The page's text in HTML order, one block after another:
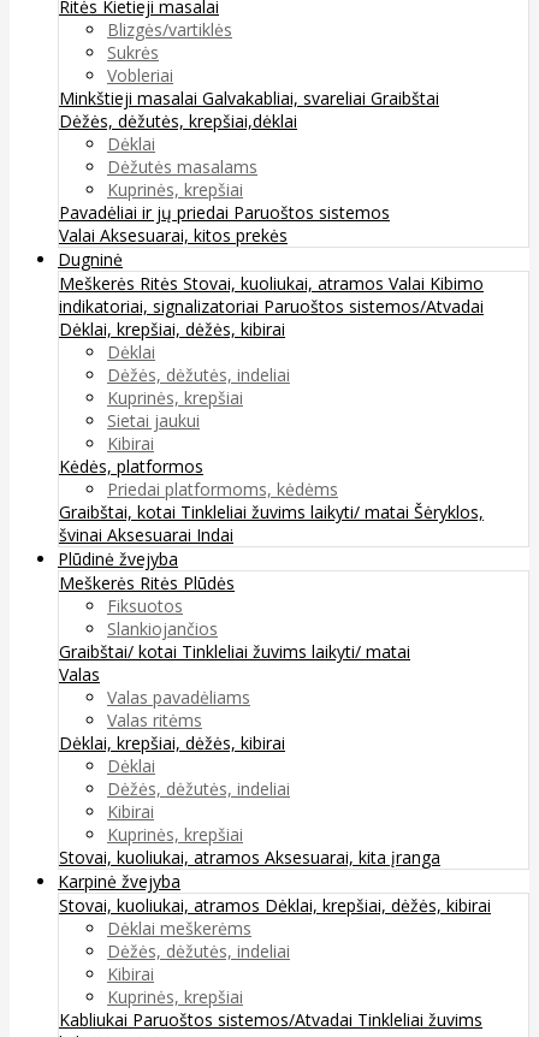
Ritės Kietieji masalai
Blizgės/vartiklės
Sukrės
Vobleriai
Minkštieji masalai Galvakabliai, svareliai Graibštai
Dėžės, dėžutės, krepšiai,dėklai
Dėklai
Dėžutės masalams
Kuprinės, krepšiai
Pavadėliai ir jų priedai Paruoštos sistemos
Valai Aksesuarai, kitos prekės
Dugninė
Meškerės Ritės Stovai, kuoliukai, atramos Valai Kibimo
indikatoriai, signalizatoriai Paruoštos sistemos/Atvadai
Dėklai, krepšiai, dėžės, kibirai
Dėklai
Dėžės, dėžutės, indeliai
Kuprinės, krepšiai
Sietai jaukui
Kibirai
Kėdės, platformos
Priedai platformoms, kėdėms
Graibštai, kotai Tinkleliai žuvims laikyti/ matai Šėryklos,
švinai Aksesuarai Indai
Plūdinė žvejyba
Meškerės Ritės Plūdės
Fiksuotos
Slankiojančios
Graibštai/ kotai Tinkleliai žuvims laikyti/ matai
Valas
Valas pavadėliams
Valas ritėms
Dėklai, krepšiai, dėžės, kibirai
Dėklai
Dėžės, dėžutės, indeliai
Kibirai
Kuprinės, krepšiai
Stovai, kuoliukai, atramos Aksesuarai, kita įranga
Karpinė žvejyba
Stovai, kuoliukai, atramos Dėklai, krepšiai, dėžės, kibirai
Dėklai meškerėms
Dėžės, dėžutės, indeliai
Kibirai
Kuprinės, krepšiai
Kabliukai Paruoštos sistemos/Atvadai Tinkleliai žuvims